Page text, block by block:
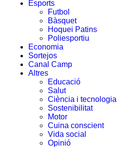
Esports
Futbol
Bàsquet
Hoquei Patins
Poliesportiu
Economia
Sortejos
Canal Camp
Altres
Educació
Salut
Ciència i tecnologia
Sostenibilitat
Motor
Cuina conscient
Vida social
Opinió